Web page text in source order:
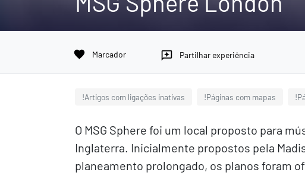
favorite Marcador reviews Partilhar experiência
!Artigos com ligações inativas !Páginas com mapas
O MSG Sphere foi um local proposto para
Inglaterra. Inicialmente propostos pela
planeamento prolongado, os planos foram